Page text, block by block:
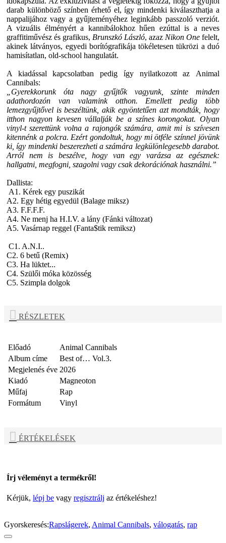
darab különböző színben érhető el, így mindenki kiválaszthatja a
nappalijához vagy a gyűjteményéhez leginkább passzoló verziót.
A vizuális élményért a kannibálokhoz hűen ezúttal is a neves
graffitiművész és grafikus, Brunszkó László, azaz Nikon One felelt,
akinek látványos, egyedi borítógrafikája tökéletesen tükrözi a duó
hamisítatlan, old-school hangulatát.
A kiadással kapcsolatban pedig így nyilatkozott az Animal
Cannibals:
„Gyerekkorunk óta nagy gyűjtők vagyunk, szinte minden
adathordozón van valamink otthon. Emellett pedig több
lemezgyűjtővel is beszéltünk, akik egyöntetűen azt mondták, hogy
itthon nagyon kevesen vállalják be a színes korongokat. Olyan
vinyl-t szerettünk volna a rajongók számára, amit mi is szívesen
kitennénk a polcra. Ezért gondoltuk, hogy mi ötféle színnel jövünk
ki, így mindenki beszerezheti a számára legkülönlegesebb darabot.
Arról nem is beszélve, hogy van egy varázsa az egésznek:
hallgatni, megfogni, szagolni vagy csak dekorációnak használni.”
Dallista:
A1. Kérek egy puszikát
A2. Egy hétig egyedül (Balage miksz)
A3. F.F.F.F.
A4. Ne menj ha H.I.V. a lány (Fánki változat)
A5. Vasárnap reggel (Fanta$tik remiksz)
C1. A.N.I..
C2. 6 betű (Remix)
C3. Ha lüktet...
C4. Szülői móka közösség
C5. Szimpla dolgok
RÉSZLETEK
Előadó
Animal Cannibals
Album címe
Best of… Vol.3.
Megjelenés éve 2026
Kiadó
Magneoton
Műfaj
Rap
Formátum
Vinyl
ÉRTÉKELÉSEK
Írj véleményt a termékről!
Kérjük, lépj be vagy regisztrálj az értékeléshez!
Gyorskeresés:Rapslágerek, Animal Cannibals, válogatás, rap